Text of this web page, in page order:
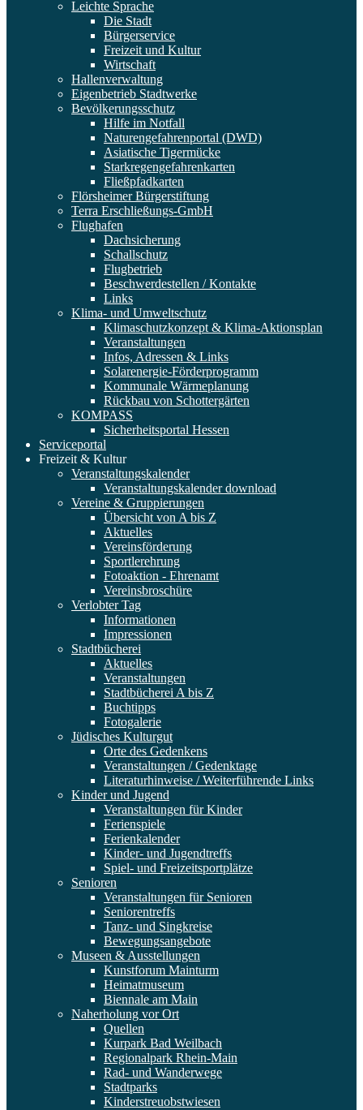
Leichte Sprache
Die Stadt
Bürgerservice
Freizeit und Kultur
Wirtschaft
Hallenverwaltung
Eigenbetrieb Stadtwerke
Bevölkerungsschutz
Hilfe im Notfall
Naturengefahrenportal (DWD)
Asiatische Tigermücke
Starkregengefahrenkarten
Fließpfadkarten
Flörsheimer Bürgerstiftung
Terra Erschließungs-GmbH
Flughafen
Dachsicherung
Schallschutz
Flugbetrieb
Beschwerdestellen / Kontakte
Links
Klima- und Umweltschutz
Klimaschutzkonzept & Klima-Aktionsplan
Veranstaltungen
Infos, Adressen & Links
Solarenergie-Förderprogramm
Kommunale Wärmeplanung
Rückbau von Schottergärten
KOMPASS
Sicherheitsportal Hessen
Serviceportal
Freizeit & Kultur
Veranstaltungskalender
Veranstaltungskalender download
Vereine & Gruppierungen
Übersicht von A bis Z
Aktuelles
Vereinsförderung
Sportlerehrung
Fotoaktion - Ehrenamt
Vereinsbroschüre
Verlobter Tag
Informationen
Impressionen
Stadtbücherei
Aktuelles
Veranstaltungen
Stadtbücherei A bis Z
Buchtipps
Fotogalerie
Jüdisches Kulturgut
Orte des Gedenkens
Veranstaltungen / Gedenktage
Literaturhinweise / Weiterführende Links
Kinder und Jugend
Veranstaltungen für Kinder
Ferienspiele
Ferienkalender
Kinder- und Jugendtreffs
Spiel- und Freizeitsportplätze
Senioren
Veranstaltungen für Senioren
Seniorentreffs
Tanz- und Singkreise
Bewegungsangebote
Museen & Ausstellungen
Kunstforum Mainturm
Heimatmuseum
Biennale am Main
Naherholung vor Ort
Quellen
Kurpark Bad Weilbach
Regionalpark Rhein-Main
Rad- und Wanderwege
Stadtparks
Kinderstreuobstwiesen